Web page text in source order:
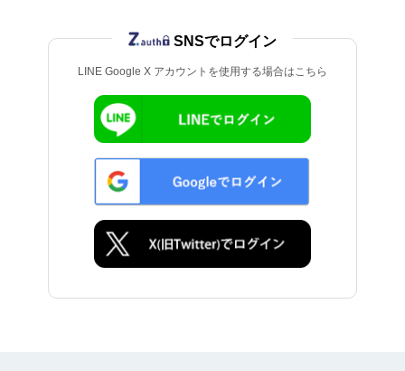
LINE Google X アカウントを使用する場合はこちら
SNSでログイン